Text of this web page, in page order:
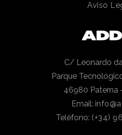
Aviso
C/ Leonardo da
Parque
46980 Paterna
Email:
Teléfono: (+34)